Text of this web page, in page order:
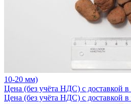
10-20 мм)
Цена (без учёта НДС) с доставкой
Цена (без учёта НДС) с доставкой в